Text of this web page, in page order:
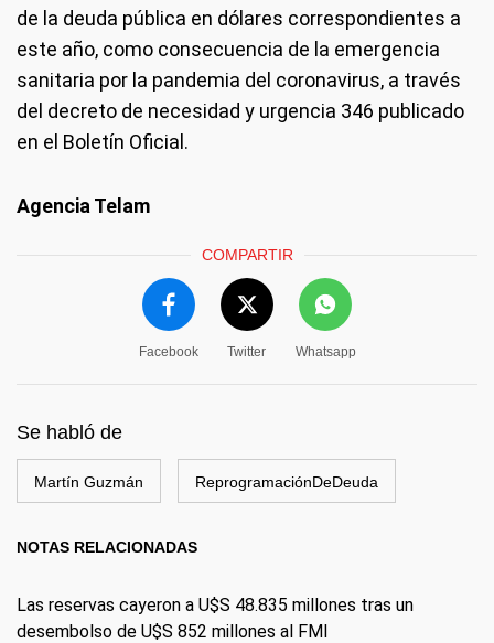
de la deuda pública en dólares correspondientes a
este año, como consecuencia de la emergencia
sanitaria por la pandemia del coronavirus, a través
del decreto de necesidad y urgencia 346 publicado
en el Boletín Oficial.
Agencia Telam
COMPARTIR
Facebook Twitter Whatsapp
Se habló de
Martín Guzmán ReprogramaciónDeDeuda
NOTAS RELACIONADAS
Las reservas cayeron a U$S 48.835 millones tras un
desembolso de U$S 852 millones al FMI